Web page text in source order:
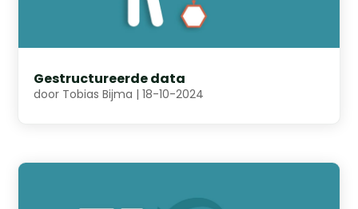
Gestructureerde data
door Tobias Bijma |18-10-2024